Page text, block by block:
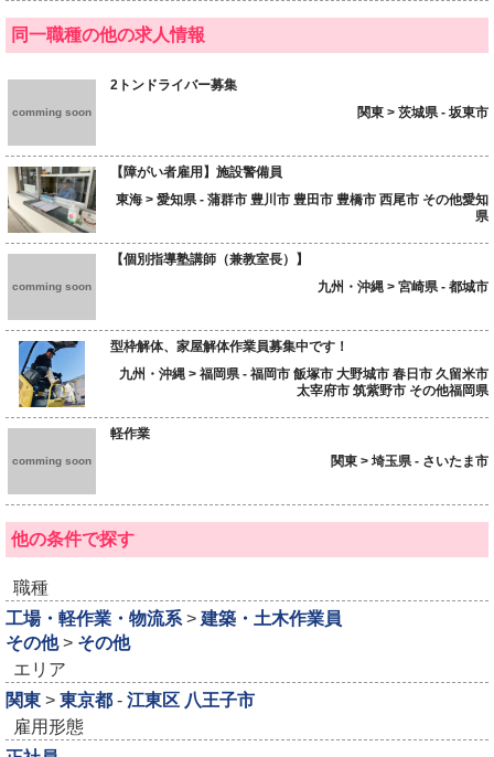
同一職種の他の求人情報
comming soon
2トンドライバー募集
関東 > 茨城県 - 坂東市
【障がい者雇用】施設警備員
東海 > 愛知県 - 蒲群市 豊川市 豊田市 豊橋市 西尾市 その他愛知
県
comming soon
【個別指導塾講師（兼教室長）】
九州・沖縄 > 宮崎県 - 都城市
型枠解体、家屋解体作業員募集中です！
九州・沖縄 > 福岡県 - 福岡市 飯塚市 大野城市 春日市 久留米市
太宰府市 筑紫野市 その他福岡県
comming soon
軽作業
関東 > 埼玉県 - さいたま市
他の条件で探す
職種
工場・軽作業・物流系 > 建築・土木作業員
その他> その他
エリア
関東 > 東京都 - 江東区 八王子市
雇用形態